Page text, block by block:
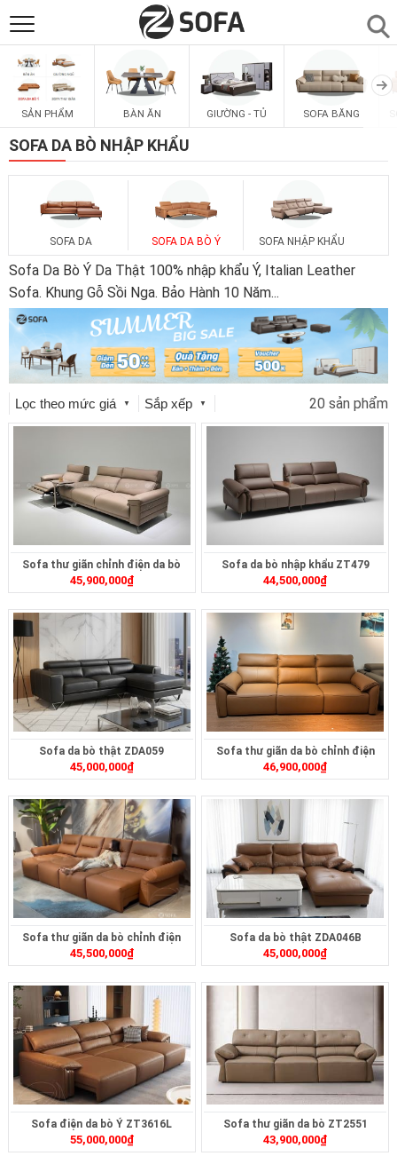
SẢN PHẨM
SOFAS
PHÒNG ĂN
PHÒNG KHÁCH
LIÊN HỆ
SẢN PHẨM BÀN ĂN GIƯỜNG - TỦ SOFA BĂNG
SOFA DA BÒ NHẬP KHẨU
SOFA DA SOFA DA BÒ Ý SOFA NHẬP KHẨU
Sofa Da Bò Ý Da Thật 100% nhập khẩu Ý, Italian Leather
Sofa. Khung Gỗ Sồi Nga. Bảo Hành 10 Năm...
Lọc theo mức giá ▼ Sắp xếp ▼ 20 sản phẩm
Sofa thư giãn chỉnh điện da bò
ZT268
45,900,000₫
Sofa da bò nhập khẩu ZT479
44,500,000₫
Sofa da bò thật ZDA059
45,000,000₫
Sofa thư giãn da bò chỉnh điện
ZT3617
46,900,000₫
Sofa thư giãn da bò chỉnh điện
ZT2617
45,500,000₫
Sofa da bò thật ZDA046B
45,000,000₫
Sofa điện da bò Ý ZT3616L
55,000,000₫
Sofa thư giãn da bò ZT2551
43,900,000₫